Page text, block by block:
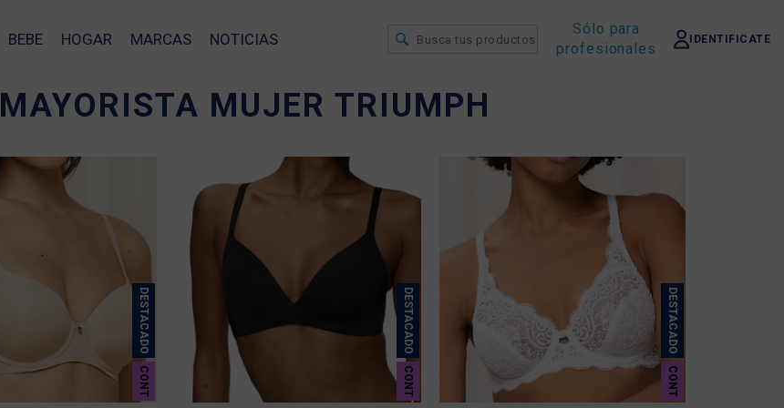
BEBE HOGAR MARCAS NOTICIAS
Sólo para
profesionales
IDENTIFICATE
MAYORISTA MUJER TRIUMPH
DESTACADO
CONT
DESTACADO
CONT
DESTACADO
CONT